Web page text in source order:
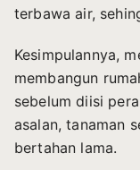
terbawa air,
Kesimpulannya,
membangun
sebelum diisi
asalan, tanaman
bertahan lama.